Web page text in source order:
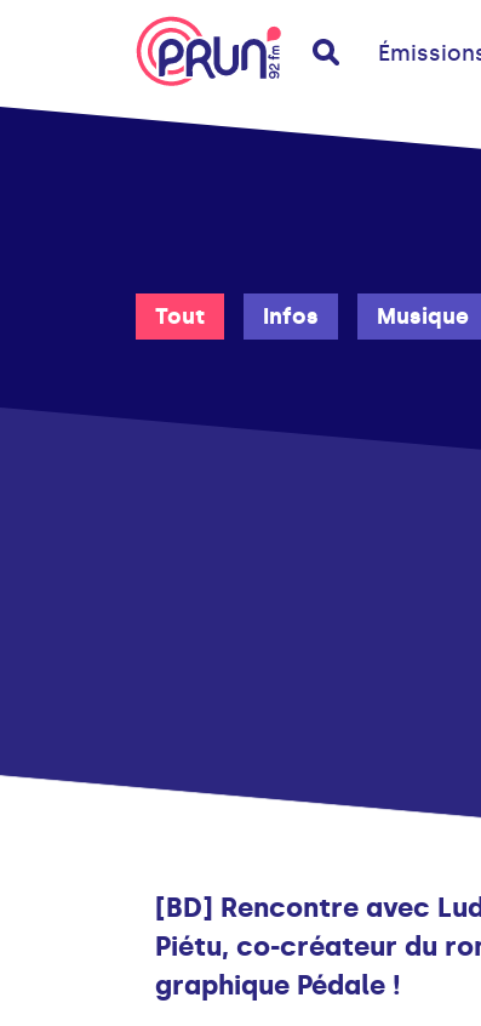
Tout Infos Musique
[BD] Rencontre avec
Piétu, co-créateur du
graphique Pédale !